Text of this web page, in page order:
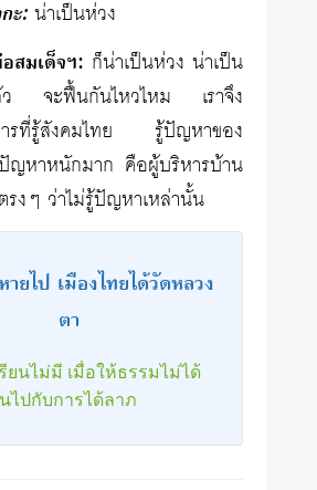
ะ: น่าเป็นห่วง
สมเด็จฯ: ก็น่าเป็นห่วง น่าเป็น
ว จะฟื้นกันไหวไหม เราจึง
ารที่รู้สังคมไทย รู้ปัญหาของ
ญหาหนักมาก คือผู้บริหารบ้าน
งๆ ว่าไม่รู้ปัญหาเหล่านั้น
ายไป เมืองไทยได้วัดหลวง
ตา
ยนไม่มี เมื่อให้ธรรมไม่ได้
ไปกับการได้ลาภ